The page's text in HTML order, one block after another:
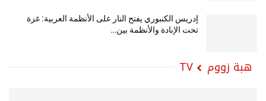
إدريس الكنبوري يفتح النار على الأنظمة العربية: غزة
تحت الإبادة والأنظمة بين…
هبة زووم TV